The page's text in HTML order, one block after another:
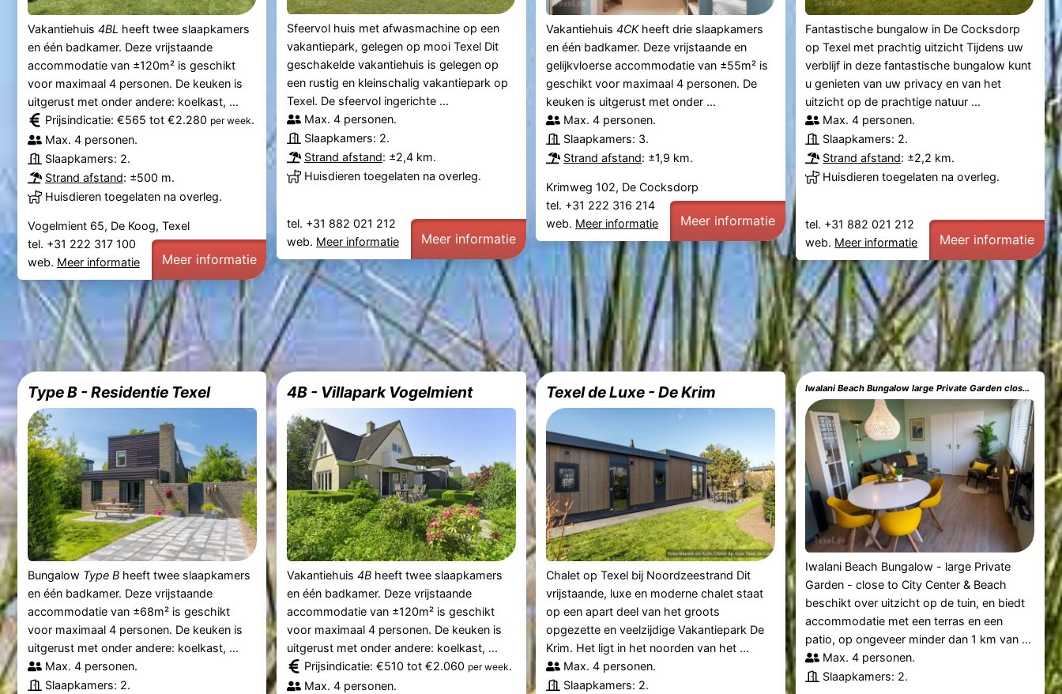
Vakantiehuis 4BL heeft twee slaapkamers
en één badkamer. Deze vrijstaande
accommodatie van ±120m² is geschikt
voor maximaal 4 personen. De keuken is
uitgerust met onder andere: koelkast, ...
Prijsindicatie: €565 tot €2.280 per week.
Max. 4 personen.
Slaapkamers: 2.
Strand afstand: ±500 m.
Huisdieren toegelaten na overleg.
Vogelmient 65, De Koog, Texel
tel. +31 222 317 100
web. Meer informatie Meer informatie
Sfeervol huis met afwasmachine op een
vakantiepark, gelegen op mooi Texel Dit
geschakelde vakantiehuis is gelegen op
een rustig en kleinschalig vakantiepark op
Texel. De sfeervol ingerichte ...
Max. 4 personen.
Slaapkamers: 2.
Strand afstand: ±2,4 km.
Huisdieren toegelaten na overleg.
tel. +31 882 021 212
web. Meer informatie Meer informatie
Vakantiehuis4CKheeft drie slaapkamers
en één badkamer. Deze vrijstaande en
gelijkvloerse accommodatie van ±55m² is
geschikt voor maximaal 4 personen. De
keuken is uitgerust met onder ...
Max. 4 personen.
Slaapkamers: 3.
Strand afstand: ±1,9 km.
Krimweg 102, De Cocksdorp
tel. +31 222 316 214
web. Meer informatie Meer informatie
Fantastische bungalow in De Cocksdorp
op Texel met prachtig uitzicht Tijdens uw
verblijf in deze fantastische bungalow kunt
u genieten van uw privacy en van het
uitzicht op de prachtige natuur ...
Max. 4 personen.
Slaapkamers: 2.
Strand afstand: ±2,2 km.
Huisdieren toegelaten na overleg.
tel. +31 882 021 212
web. Meer informatie Meer informatie
Type B - Residentie Texel
Bungalow Type Bheeft twee slaapkamers
en één badkamer. Deze vrijstaande
accommodatie van ±68m² is geschikt
voor maximaal 4 personen. De keuken is
uitgerust met onder andere: koelkast, ...
Max. 4 personen.
Slaapkamers: 2.
4B - Villapark Vogelmient
Vakantiehuis 4Bheeft twee slaapkamers
en één badkamer. Deze vrijstaande
accommodatie van ±120m² is geschikt
voor maximaal 4 personen. De keuken is
uitgerust met onder andere: koelkast, ...
Prijsindicatie: €510 tot €2.060 per week.
Max. 4 personen.
Texel de Luxe - De Krim
Chalet op Texel bij Noordzeestrand Dit
vrijstaande, luxe en moderne chalet staat
op een apart deel van het groots
opgezette en veelzijdige Vakantiepark De
Krim. Het ligt in het noorden van het ...
Max. 4 personen.
Slaapkamers: 2.
Iwalani Beach Bungalow large Private Garden close to City Center & Beach
Iwalani Beach Bungalow - large Private
Garden - close to City Center & Beach
beschikt over uitzicht op de tuin, en biedt
accommodatie met een terras en een
patio, op ongeveer minder dan 1 km van ...
Max. 4 personen.
Slaapkamers: 2.